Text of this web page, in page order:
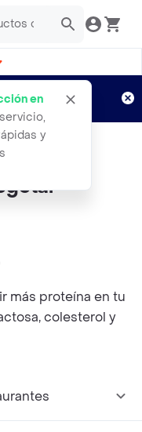
en
y
Aplican TyC
de
más proteína en tu
colesterol y